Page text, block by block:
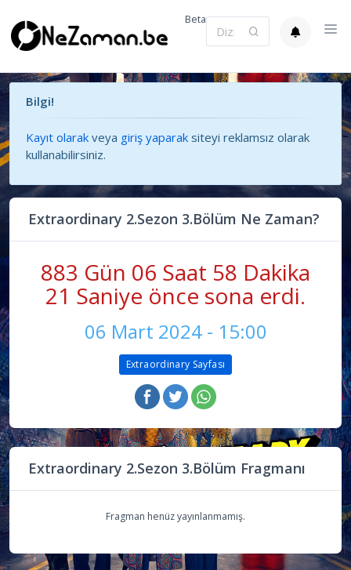
Beta
Bilgi!
Kayıt olarak veya giriş yaparak siteyi reklamsız olarak
kullanabilirsiniz.
Extraordinary 2.Sezon 3.Bölüm Ne Zaman?
883 Gün 06 Saat 58 Dakika
21 Saniye önce sona erdi.
06 Mart 2024 - 15:00
Extraordinary Sayfası
Extraordinary 2.Sezon 3.Bölüm Fragmanı
Fragman henüz yayınlanmamış.